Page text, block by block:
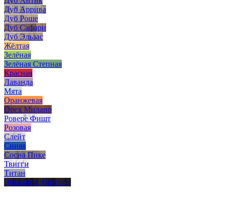
Дуб Аррива
Дуб Роше
Дуб Сафари
Дуб Эльзас
Жёлтая
Зелёная
Зелёная Степная
Красная
Лаванда
Мята
Оранжевая
Орех Милано
Ровере Фишт
Розовая
Слейт
Синяя
Сосна Пике
Твигги
Титан
Эвкалипт Мистери